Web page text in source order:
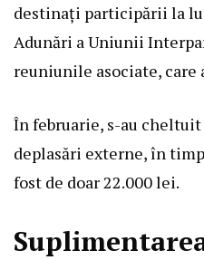
destinați participării la
Adunări a Uniunii
reuniunile asociate, care
În februarie, s-au
deplasări externe, în
fost de doar 22.000 lei.